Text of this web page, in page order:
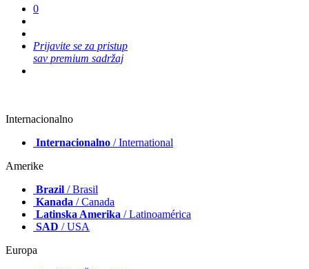
0
Prijavite se za pristup
sav premium sadržaj
Internacionalno
Internacionalno / International
Amerike
Brazil / Brasil
Kanada / Canada
Latinska Amerika / Latinoamérica
SAD / USA
Europa